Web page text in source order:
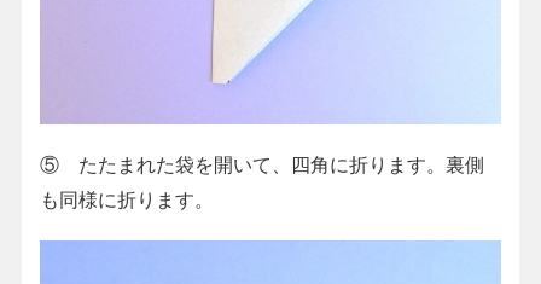
⑤ たたまれた袋を開いて、四角に折ります。裏側
も同様に折ります。